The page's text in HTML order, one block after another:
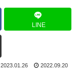
LINE
2023.01.26 2022.09.20